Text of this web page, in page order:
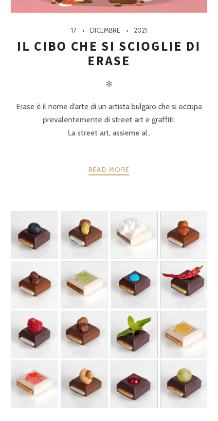
17 DICEMBRE 2021
IL CIBO CHE SI SCIOGLIE DI
ERASE
✻
Erase è il nome d’arte di un artista bulgaro che si occupa
prevalentemente di street art e graffiti.
La street art, assieme al..
READ MORE